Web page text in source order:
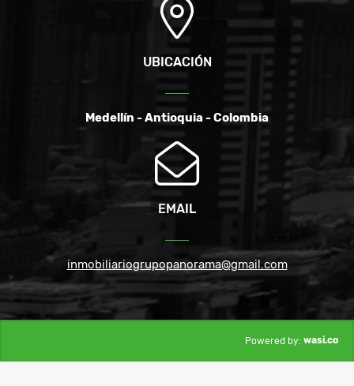
UBICACIÓN
Medellín - Antioquia - Colombia
EMAIL
inmobiliariogrupopanorama@gmail.com
Powered by: wasi.co